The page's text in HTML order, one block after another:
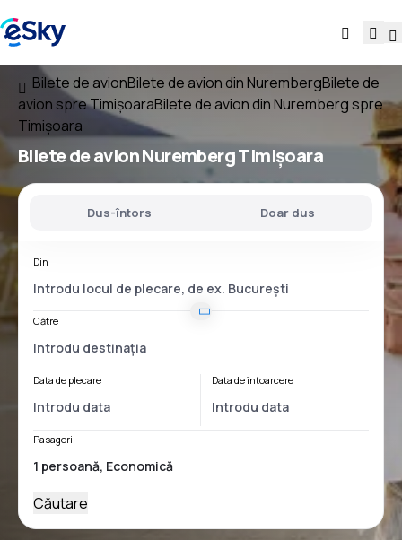
Bilete de avionBilete de avion din NurembergBilete de
avion spre TimișoaraBilete de avion din Nuremberg spre
Timișoara
Bilete de avionNuremberg Timișoara
Dus-întors Doar dus
Din
Către
Data de plecare Data de întoarcere
Pasageri
Căutare